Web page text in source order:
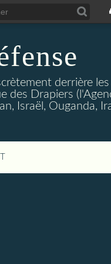
derrière
des Drapiers
Israël, Ouganda,